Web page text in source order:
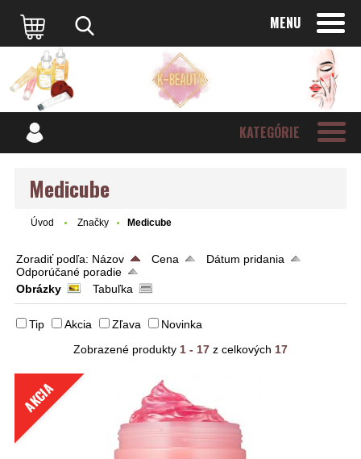
MENU
KATEGÓRIE
Medicube
Úvod Značky Medicube
Zoradiť podľa: Názov Cena
Dátum pridania
Odporúčané poradie
Obrázky
Tabuľka
Tip Akcia Zľava
Novinka
Zobrazené produkty 1 - 17 z celkových 17
AKCIA